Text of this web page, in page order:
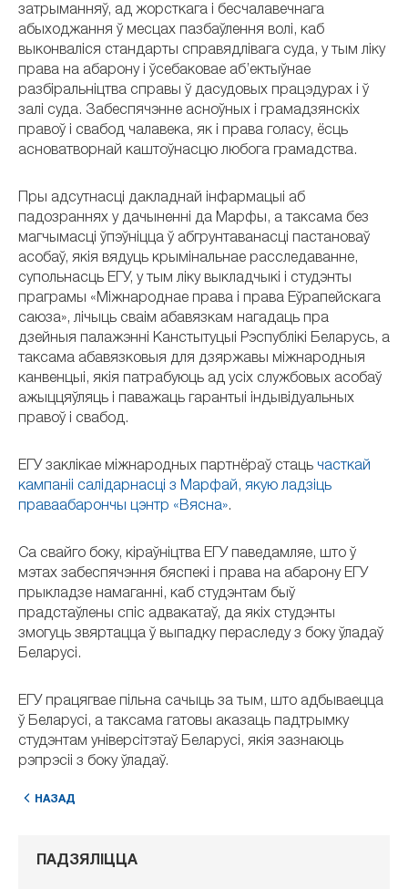
затрыманняў, ад жорсткага і бесчалавечнага
абыходжання ў месцах пазбаўлення волі, каб
выконваліся стандарты справядлівага суда, у тым ліку
права на абарону і ўсебаковае аб’ектыўнае
разбіральніцтва справы ў дасудовых працэдурах і ў
залі суда. Забеспячэнне асноўных і грамадзянскіх
правоў і свабод чалавека, як і права голасу, ёсць
асноватворнай каштоўнасцю любога грамадства.
Пры адсутнасці дакладнай інфармацыі аб
падозраннях у дачыненні да Марфы, а таксама без
магчымасці ўпэўніцца ў абгрунтаванасці пастановаў
асобаў, якія вядуць крымінальнае расследаванне,
супольнасць ЕГУ, у тым ліку выкладчыкі і студэнты
праграмы «Міжнароднае права і права Еўрапейскага
саюза», лічыць сваім абавязкам нагадаць пра
дзейныя палажэнні Канстытуцыі Рэспублікі Беларусь, а
таксама абавязковыя для дзяржавы міжнародныя
канвенцыі, якія патрабуюць ад усіх службовых асобаў
ажыццяўляць і паважаць гарантыі індывідуальных
правоў і свабод.
ЕГУ заклікае міжнародных партнёраў стаць часткай
кампаніі салідарнасці з Марфай, якую ладзіць
праваабарончы цэнтр «Вясна».
Са свайго боку, кіраўніцтва ЕГУ паведамляе, што ў
мэтах забеспячэння бяспекі і права на абарону ЕГУ
прыкладзе намаганні, каб студэнтам быў
прадстаўлены спіс адвакатаў, да якіх студэнты
змогуць звяртацца ў выпадку пераследу з боку ўладаў
Беларусі.
ЕГУ працягвае пільна сачыць за тым, што адбываецца
ў Беларусі, а таксама гатовы аказаць падтрымку
студэнтам універсітэтаў Беларусі, якія зазнаюць
рэпрэсіі з боку ўладаў.
НАЗАД
ПАДЗЯЛІЦЦА